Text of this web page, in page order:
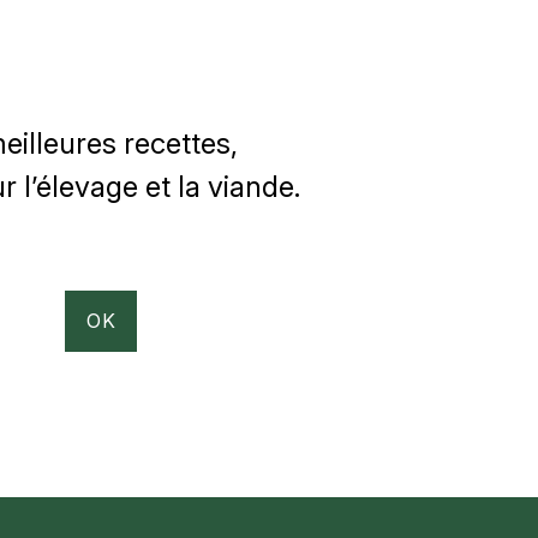
recettes,
et la viande.